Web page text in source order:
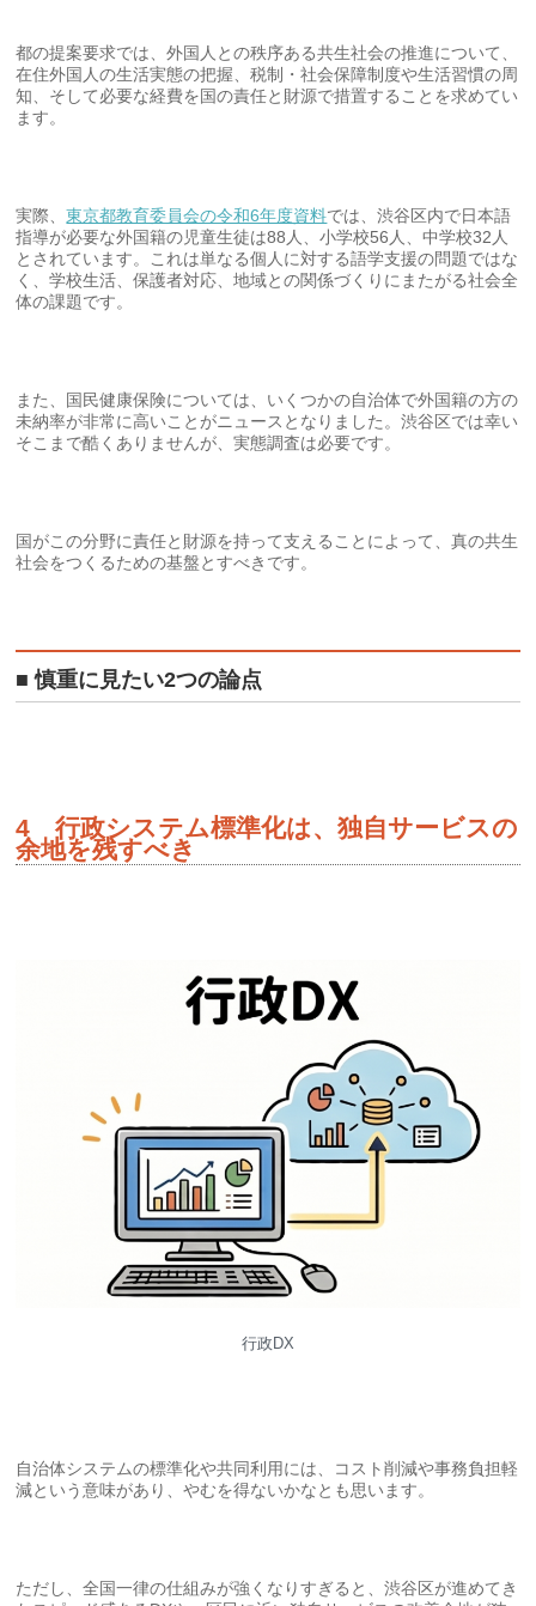
都の提案要求では、外国人との秩序ある共生社会の推進について、
在住外国人の生活実態の把握、税制・社会保障制度や生活習慣の周
知、そして必要な経費を国の責任と財源で措置することを求めてい
ます。
実際、東京都教育委員会の令和6年度資料では、渋谷区内で日本語
指導が必要な外国籍の児童生徒は88人、小学校56人、中学校32人
とされています。これは単なる個人に対する語学支援の問題ではな
く、学校生活、保護者対応、地域との関係づくりにまたがる社会全
体の課題です。
また、国民健康保険については、いくつかの自治体で外国籍の方の
未納率が非常に高いことがニュースとなりました。渋谷区では幸い
そこまで酷くありませんが、実態調査は必要です。
国がこの分野に責任と財源を持って支えることによって、真の共生
社会をつくるための基盤とすべきです。
■ 慎重に見たい2つの論点
4 行政システム標準化は、独自サービスの
余地を残すべき
行政DX
自治体システムの標準化や共同利用には、コスト削減や事務負担軽
減という意味があり、やむを得ないかなとも思います。
ただし、全国一律の仕組みが強くなりすぎると、渋谷区が進めてき